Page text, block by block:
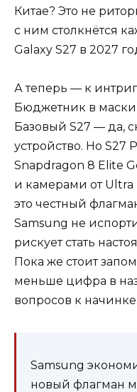
Китае? Это не
с ним столкнётся
Galaxy S27 в 2027
А теперь — к
Бюджетник в
Базовый S27 — да,
устройство. Но S27
Snapdragon 8 Elite
и камерами от
это честный
Samsung не
рискует стать
Пока же стоит
меньше цифра в
вопросов к начинке.
Samsung
новый флагман